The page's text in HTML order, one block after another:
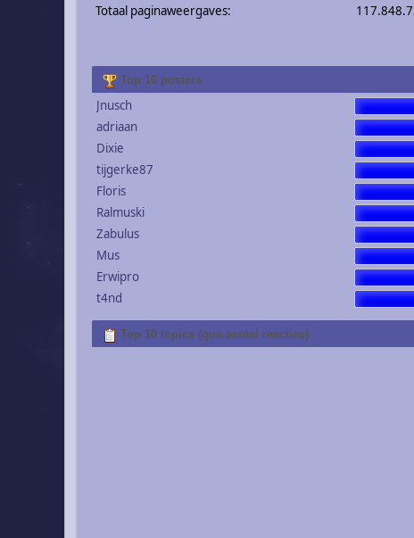
Totaal paginaweergaves:
Top 10 posters
Jnusch
adriaan
Dixie
tijgerke87
Floris
Ralmuski
Zabulus
Mus
Erwipro
t4nd
Top 10 topics (qua aantal reacties)